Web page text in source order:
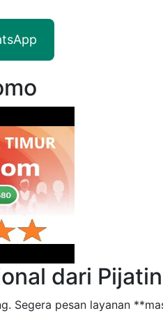
dari
Segera pesan layanan